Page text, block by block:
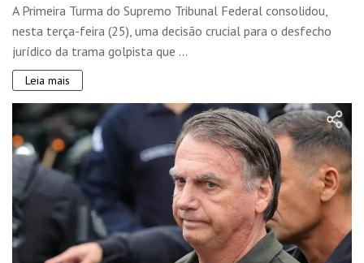
A Primeira Turma do Supremo Tribunal Federal consolidou,
nesta terça-feira (25), uma decisão crucial para o desfecho
jurídico da trama golpista que ...
Leia mais